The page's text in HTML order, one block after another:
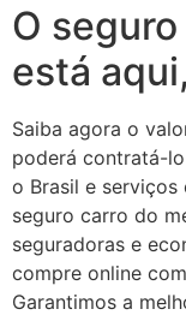
O
está
Saiba agora o
poderá contratá-
o Brasil e
seguro carro do
seguradoras e
compre online
Garantimos a